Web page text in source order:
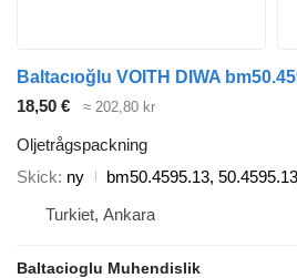
18,50 € ≈ 202,80 kr
Oljetrågspackning
Skick ny
bm50.4595.13,
Turkiet, Ankara
Baltacioglu Muhendislik